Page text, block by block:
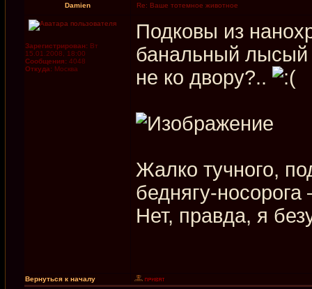
Damien Re: Ваше тотемное животное
Зарегистрирован: Вт
15.01.2008, 18:00
Сообщения: 4048
Откуда: Москва
Подковы из
банальный лысый
не ко двору?..
Жалко тучного,
беднягу-
Нет, правда, я
Вернуться к началу